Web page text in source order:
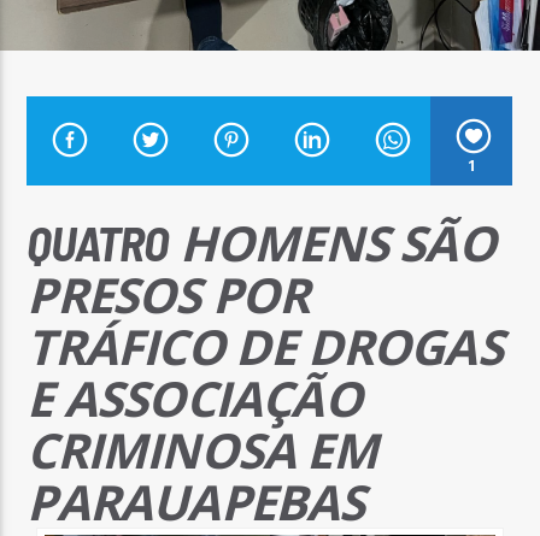
1
QUATROHOMENS SÃO
PRESOS POR
TRÁFICO DE DROGAS
E ASSOCIAÇÃO
CRIMINOSA EM
PARAUAPEBAS